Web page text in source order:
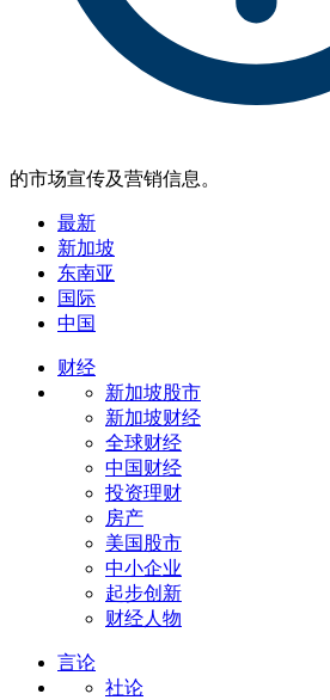
的市场宣传及营销信息。
最新
新加坡
东南亚
国际
中国
财经
新加坡股市
新加坡财经
全球财经
中国财经
投资理财
房产
美国股市
中小企业
起步创新
财经人物
言论
社论